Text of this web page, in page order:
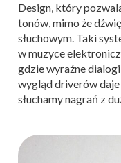
Design, który
tonów, mimo że
słuchowym. Taki
w muzyce
gdzie wyraźne
wygląd driverów
słuchamy nagrań z